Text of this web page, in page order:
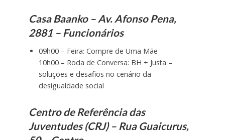
Casa Baanko – Av. Afonso Pena,
2881 – Funcionários
09h00 – Feira: Compre de Uma Mãe
10h00 – Roda de Conversa: BH + Justa –
soluções e desafios no cenário da
desigualdade social
Centro de Referência das
Juventudes (CRJ) – Rua Guaicurus,